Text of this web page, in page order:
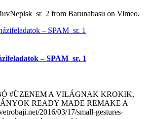
from Barunabasu on Vimeo.
– SPAM_sr. 1
#ÜZENEM A VILÁGNAK KROKIK,
READY MADE REMAKE A
2016/03/17/small-gestures-